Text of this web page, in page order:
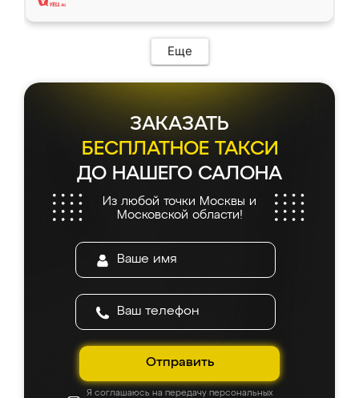
Еще
ЗАКАЗАТЬ
БЕСПЛАТНОЕ ТАКСИ
ДО НАШЕГО САЛОНА
Из любой точки Москвы и
Московской области!
Отправить
Я соглашаюсь на передачу персональных